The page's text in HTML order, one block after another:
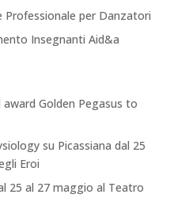
Professionale per Danzatori
Insegnanti Aid&a
Golden Pegasus to
su Picassiana dal 25
Eroi
25 al 27 maggio al Teatro